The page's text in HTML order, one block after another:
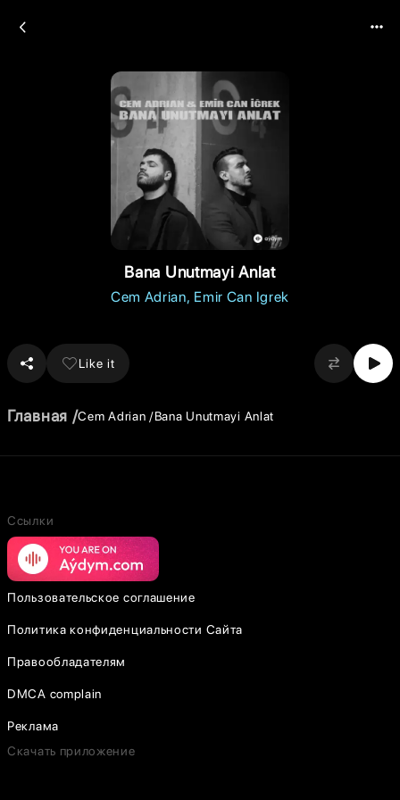
Bana Unutmayi Anlat
Cem Adrian Emir Can Igrek
Like it
Главная Cem Adrian Bana Unutmayi Anlat
Ссылки
Пользовательское соглашение
Политика конфиденциальности Сайта
Правообладателям
DMCA complain
Реклама
Скачать приложение